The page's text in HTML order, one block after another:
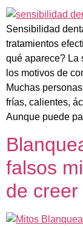
Sensibilidad
tratamientos
qué aparece? La
los motivos de
Muchas
frías, calientes,
Aunque puede
falsos
de creer